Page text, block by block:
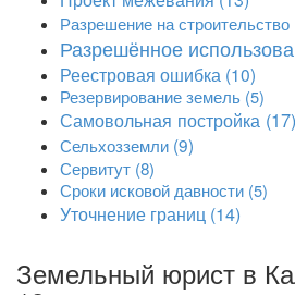
Разрешение на строительство
Разрешённое
Реестровая ошибка (10)
Резервирование земель (5)
Самовольная постройка (17)
Сельхозземли (9)
Сервитут (8)
Сроки исковой давности (5)
Уточнение границ (14)
Земельный юрист в